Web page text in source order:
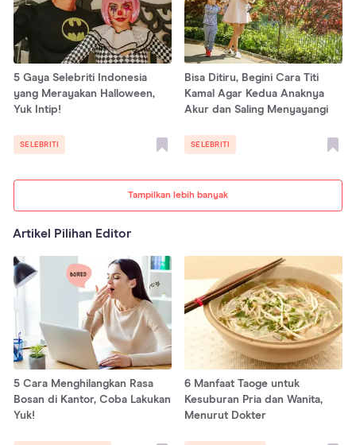
Tampilkan lebih banyak
5 Gaya Selebriti Indonesia
yang Merayakan Halloween,
Yuk Intip!
SELEBRITI
Bisa Ditiru, Begini Cara Titi
Kamal Agar Kedua Anaknya
Akur dan Saling Menyayangi
SELEBRITI
Artikel Pilihan Editor
5 Cara Menghilangkan Rasa
Bosan di Kantor, Coba Lakukan
Yuk!
6 Manfaat Taoge untuk
Kesuburan Pria dan Wanita,
Menurut Dokter